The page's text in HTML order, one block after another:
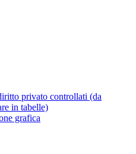
privato controllati (da
in tabelle)
grafica